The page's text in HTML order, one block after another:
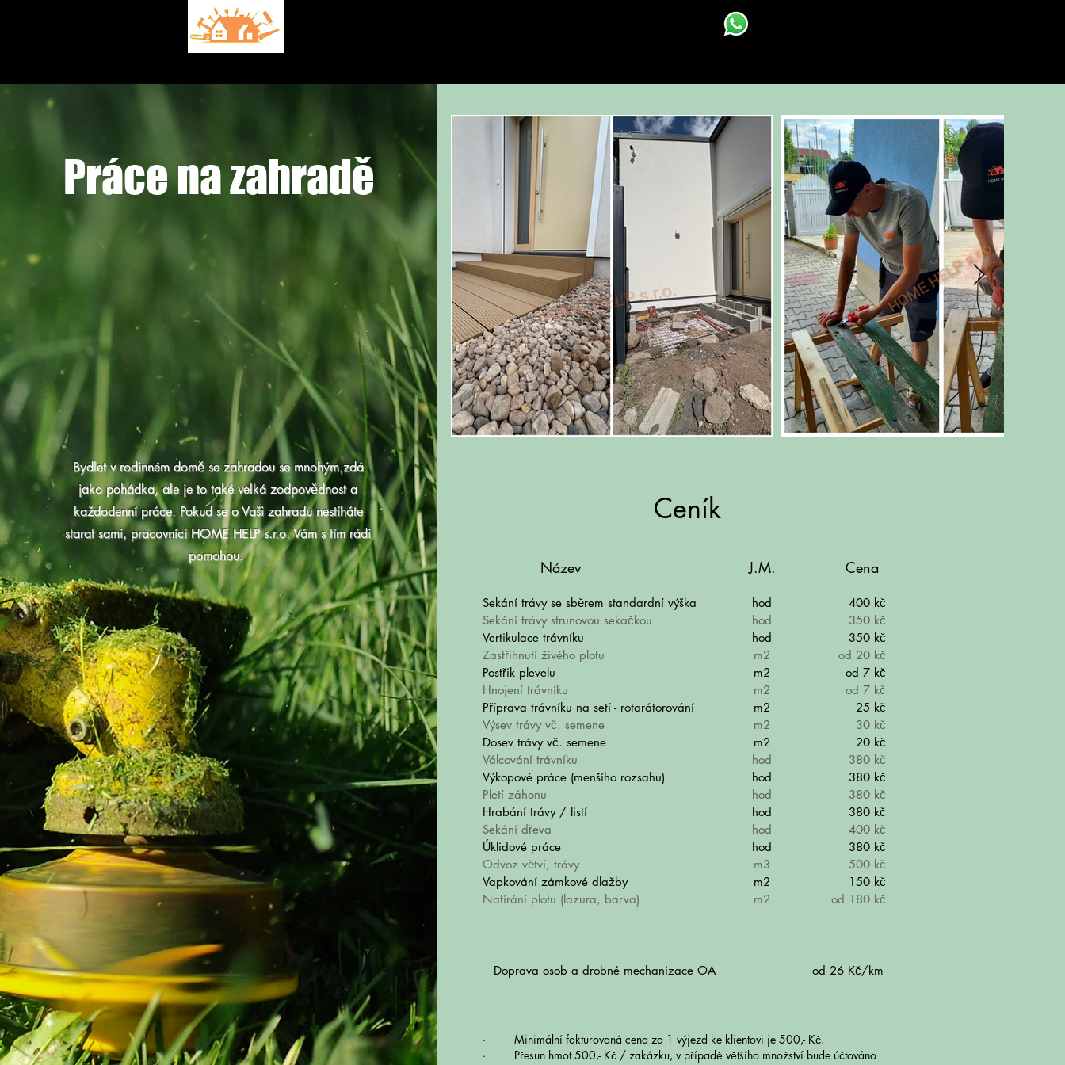
Práce na zahradě
Bydlet v rodinném domě se zahradou se mnohým zdá
jako pohádka, ale je to také velká zodpovědnost a
každodenní práce. Pokud se o Vaši zahradu nestíháte
starat sami, pracovníci HOME HELP s.r.o. Vám s tím rádi
pomohou.
Ceník
Název
Sekání trávy se sběrem standardní výška
Sekání trávy strunovou sekačkou
Vertikulace trávníku
Zastřihnutí živého plotu
Postřik plevelu
Hnojení trávníku
Příprava trávníku na setí - rotarátorování
Výsev trávy vč. semene
Dosev trávy vč. semene
Válcování trávníku
Výkopové práce (menšího rozsahu)
Pletí záhonu
Hrabání trávy / listí
Sekání dřeva
Úklidové práce
Odvoz větví, trávy
Vapkování zámkové dlažby
Natírání plotu (lazura, barva)
J.M.
hod
hod
hod
m2
m2
m2
m2
m2
m2
hod
hod
hod
hod
hod
hod
m3
m2
m2
Cena
400 kč
350 kč
350 kč
od 20 kč
od 7 kč
od 7 kč
25 kč
30 kč
20 kč
380 kč
380 kč
380 kč
380 kč
400 kč
380 kč
500 kč
150 kč
od 180 kč
Doprava osob a drobné mechanizace OA od 26 Kč/km
· Minimální fakturovaná cena za 1 výjezd ke klientovi je 500,- Kč.
· Přesun hmot 500,- Kč / zakázku, v případě většího množství bude účtováno